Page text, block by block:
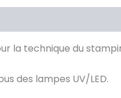
la technique du
des lampes UV/LED.